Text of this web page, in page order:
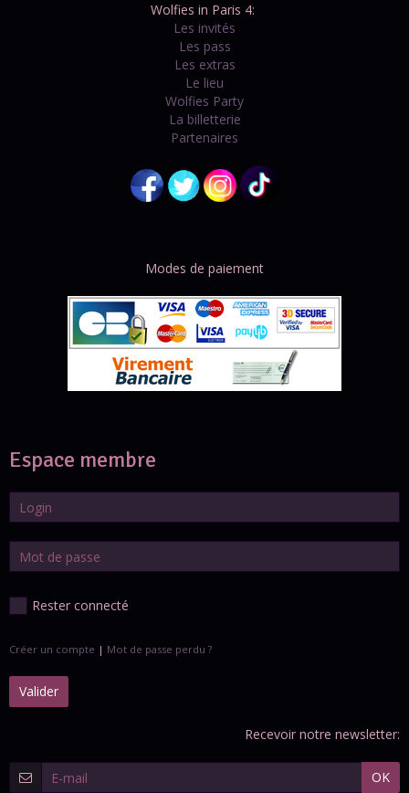
Wolfies in Paris 4:
Les invités
Les pass
Les extras
Le lieu
Wolfies Party
La billetterie
Partenaires
Modes de paiement
Espace membre
Rester connecté
Créer un compte | Mot de passe perdu ?
Valider
Recevoir notre newsletter:
OK